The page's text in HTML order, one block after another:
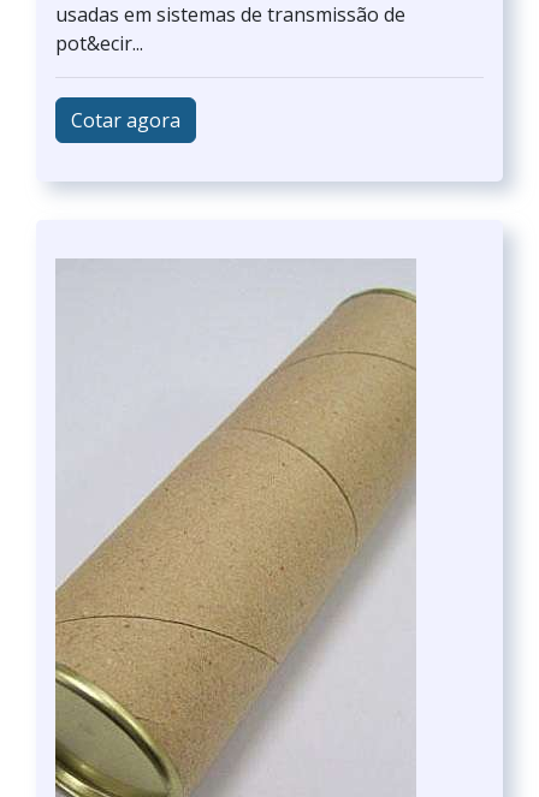
usadas em sistemas de transmissão de
pot&ecir...
Cotar agora